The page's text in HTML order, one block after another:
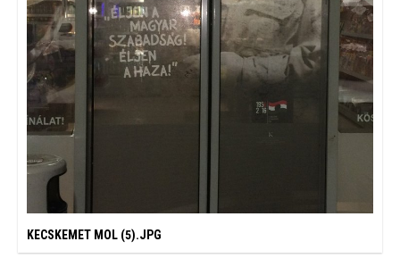
KECSKEMET MOL (5).JPG